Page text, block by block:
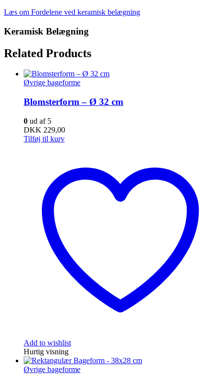
Læs om Fordelene ved keramisk belægning
Keramisk Belægning
Related Products
Øvrige bageforme
Blomsterform – Ø 32 cm
0 ud af 5
DKK 229,00
Tilføj til kurv
Add to wishlist
Hurtig visning
Øvrige bageforme